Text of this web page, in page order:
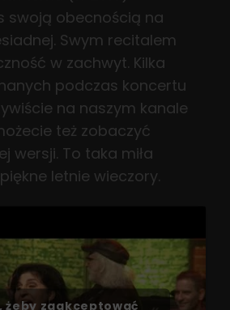
swoją obecnością na
Swym recitalem
w zachwyt. Kilka
podczas koncertu
na naszym kanale
też zobaczyć
wersji. To taka miła
letnie wieczory.
żeby zaakceptować